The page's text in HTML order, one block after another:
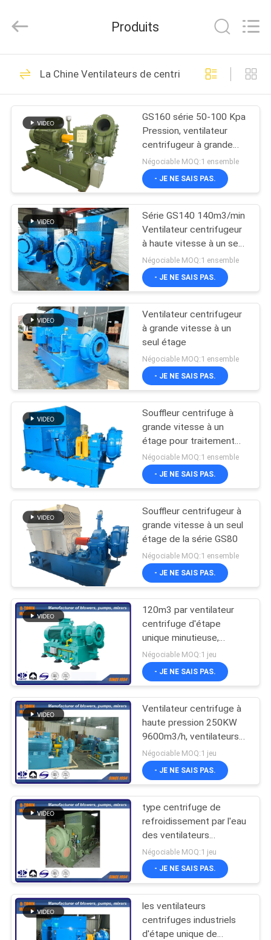
MAISON
PRODUITS
VIDÉOS
SUJET
DE
NOUS
VISITE
D'USINE
CONTRÔLE
QUALITÉ
CONTACTEZ-
NOUS
DEMANDEZ
UNE
CITATION
COMPANY
PLAN
PRIVACY
POLICY
Tohin
Machine
Ltd..
Reserved.
Ventilateur de trois
racines de lobe
95
la haute pression
enracine le
ventilateur
21
Ventilateur rotatoire
de lobe de racines
enracine le
ventilateur
14
Ventilateur rotatoire
27
Pompe à vide de
ventilateur de
racines
25
Ventilateurs de
centrifugeur d'étape
unique
Produits
La Chine Ventilateurs de centrifugeur d'étape
GS160 série 50-100 Kpa
Pression, ventilateur
centrifugeur à grande
vitesse à étage unique
Négociable MOQ:1 ensemble
- JE NE SAIS PAS.
Série GS140 140m3/min
Ventilateur centrifugeur
à haute vitesse à un seul
étage
Négociable MOQ:1 ensemble
- JE NE SAIS PAS.
Ventilateur centrifugeur
à grande vitesse à un
seul étage
Négociable MOQ:1 ensemble
- JE NE SAIS PAS.
Souffleur centrifuge à
grande vitesse à un
étage pour traitement
des eaux usées à débit
d'air de 100 m³/min série
GS100
Négociable MOQ:1 ensemble
- JE NE SAIS PAS.
Souffleur centrifugeur à
grande vitesse à un seul
étage de la série GS80
Négociable MOQ:1 ensemble
- JE NE SAIS PAS.
120m3 par ventilateur
centrifuge d'étape
unique minutieuse,
agitateur d'aretion,
ventilateur de palette
d'admission
Négociable MOQ:1 jeu
- JE NE SAIS PAS.
Ventilateur centrifuge à
haute pression 250KW
9600m3/h, ventilateurs
de fans industriels
Négociable MOQ:1 jeu
- JE NE SAIS PAS.
type centrifuge de
refroidissement par l'eau
des ventilateurs
9600m3/h de l'étape
unique 250KW
Négociable MOQ:1 jeu
- JE NE SAIS PAS.
les ventilateurs
centrifuges industriels
d'étape unique de